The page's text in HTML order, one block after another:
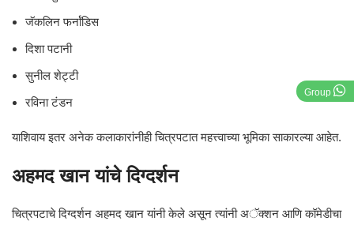
Group
जॅकलिन फर्नांडिस
दिशा पटानी
सुनील शेट्टी
रविना टंडन
याशिवाय इतर अनेक कलाकारांनीही चित्रपटात महत्त्वाच्या भूमिका साकारल्या आहेत.
अहमद खान यांचे दिग्दर्शन
चित्रपटाचे दिग्दर्शन अहमद खान यांनी केले असून त्यांनी अॅक्शन आणि कॉमेडीचा